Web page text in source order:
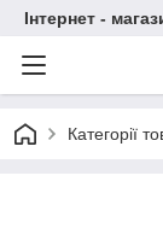
Інтернет -
Категорії